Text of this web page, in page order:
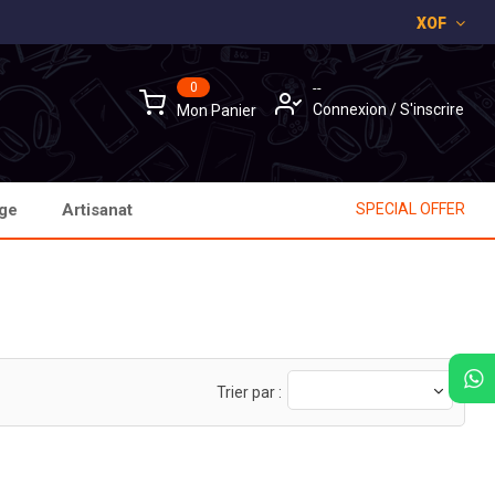
XOF
0
Mon Panier
--
Connexion/S'inscrire
Artisanat SPECIAL OFFER
Trier par :
×
×
×
×